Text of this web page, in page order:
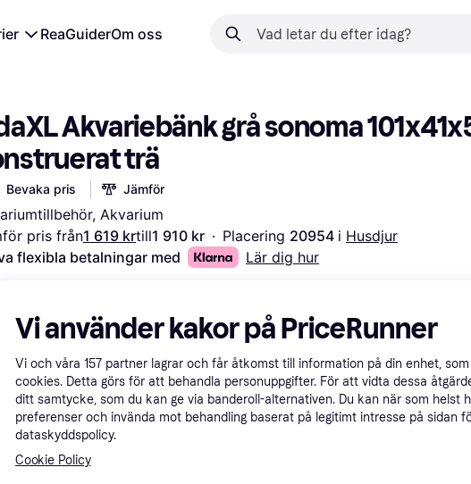
ReaGuiderOm oss
Akvariebänk grå sonoma
trä
Bevaka pris Jämför
Akvarium
pris från1 619 krtill1 910 kr · Placering 20954 i Husdjur
flexibla betalningar med
Lär dig hur
Vi använder kakor på PriceRunner
Vi och våra 157 partner lagrar och får åtkomst till information på din enhet,
cookies. Detta görs för att behandla personuppgifter. För att vidta dessa
ditt samtycke, som du kan ge via banderoll-alternativen. Du kan när som helst
preferenser och invända mot behandling baserat på legitimt intresse på sidan
dataskyddspolicy.
Cookie Policy